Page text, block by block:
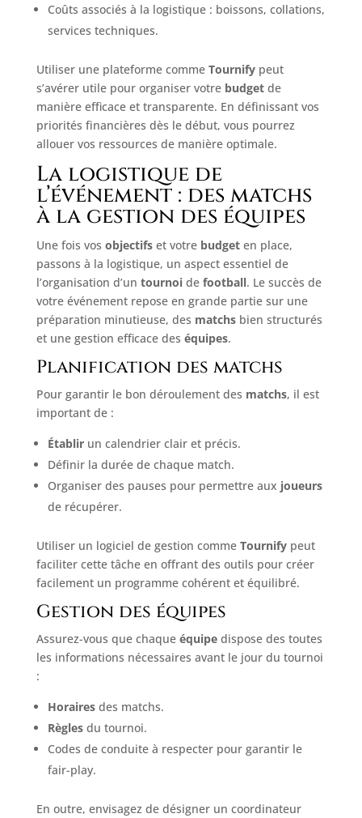
Coûts associés à la logistique : boissons, collations,
services techniques.
Utiliser une plateforme comme Tournifypeut
s’avérer utile pour organiser votre budgetde
manière efficace et transparente. En définissant vos
priorités financières dès le début, vous pourrez
allouer vos ressources de manière optimale.
La logistique de
l’événement : des matchs
à la gestion des équipes
Une fois vos objectifset votre budgeten place,
passons à la logistique, un aspect essentiel de
l’organisation d’un tournoide football. Le succès de
votre événement repose en grande partie sur une
préparation minutieuse, des matchsbien structurés
et une gestion efficace des équipes.
Planification des matchs
Pour garantir le bon déroulement des matchs, il est
important de :
Établirun calendrier clair et précis.
Définir la durée de chaque match.
Organiser des pauses pour permettre aux joueurs
de récupérer.
Utiliser un logiciel de gestion comme Tournifypeut
faciliter cette tâche en offrant des outils pour créer
facilement un programme cohérent et équilibré.
Gestion des équipes
Assurez-vous que chaque équipedispose des toutes
les informations nécessaires avant le jour du tournoi
:
Horairesdes matchs.
Règlesdu tournoi.
Codes de conduite à respecter pour garantir le
fair-play.
En outre, envisagez de désigner un coordinateur